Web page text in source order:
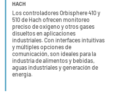
HACH
Los controladores Orbisphere 410 y
510 de Hach ofrecen monitoreo
preciso de oxígeno y otros gases
disueltos en aplicaciones
industriales. Con interfaces intuitivas
y múltiples opciones de
comunicación, son ideales para la
industria de alimentos y bebidas,
aguas industriales y generación de
energía.